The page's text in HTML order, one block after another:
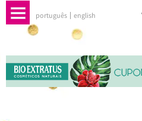
português english